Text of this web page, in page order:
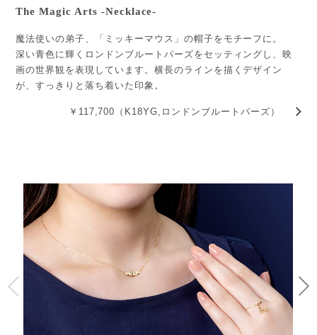
The Magic Arts -Necklace-
魔法使いの弟子、「ミッキーマウス」の帽子をモチーフに。
深い青色に輝くロンドンブルートパーズをセッティングし、映
画の世界観を表現しています。横長のラインを描くデザイン
が、すっきりと落ち着いた印象。
￥117,700（K18YG,ロンドンブルートパーズ）